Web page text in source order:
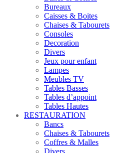
Bureaux
Caisses & Boites
Chaises & Tabourets
Consoles
Decoration
Divers
Jeux pour enfant
Lampes
Meubles TV
Tables Basses
Tables d’appoint
Tables Hautes
RESTAURATION
Bancs
Chaises & Tabourets
Coffres & Malles
Divers